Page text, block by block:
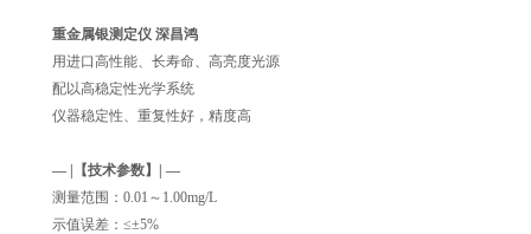
重金属银测定仪 深昌鸿
用进口高性能、长寿命、高亮度光源
配以高稳定性光学系统
仪器稳定性、重复性好，精度高
— |【技术参数】| —
测量范围：0.01～1.00mg/L
示值误差：≤±5%